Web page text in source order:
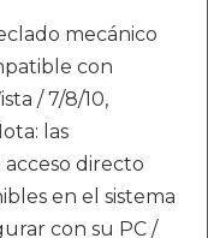
mecánico
con
/ 7/8/10,
las
directo
en el sistema
con su PC /